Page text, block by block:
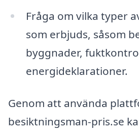
Fråga om vilka typer
som erbjuds, såsom
byggnader,
energideklarationer.
Genom att använda
besiktningsman-pris.se